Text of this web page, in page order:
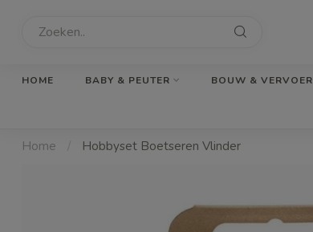
HOME BABY & PEUTER BOUW & VERVOER
Home / Hobbyset Boetseren Vlinder